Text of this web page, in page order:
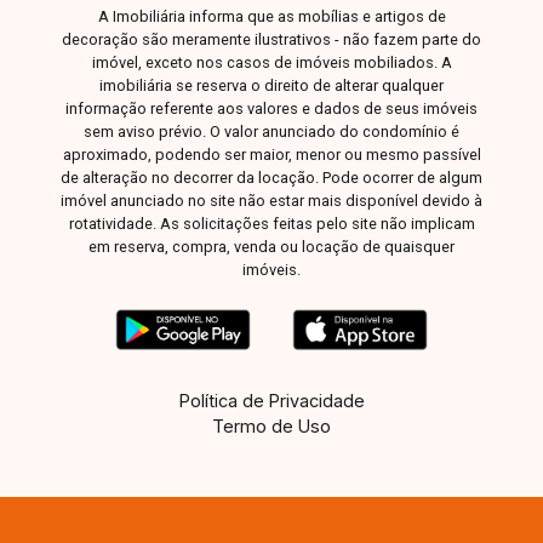
negócio em uma das localizações mais
promissoras da região. Entre em contato para
mais informações e condições comerciais.
A Imobiliária informa que as mobílias e artigos de
decoração são meramente ilustrativos - não fazem parte do
imóvel, exceto nos casos de imóveis mobiliados. A
imobiliária se reserva o direito de alterar qualquer
informação referente aos valores e dados de seus imóveis
sem aviso prévio. O valor anunciado do condomínio é
aproximado, podendo ser maior, menor ou mesmo passível
de alteração no decorrer da locação. Pode ocorrer de algum
imóvel anunciado no site não estar mais disponível devido à
rotatividade. As solicitações feitas pelo site não implicam
em reserva, compra, venda ou locação de quaisquer
imóveis.
Política de Privacidade
Termo de Uso